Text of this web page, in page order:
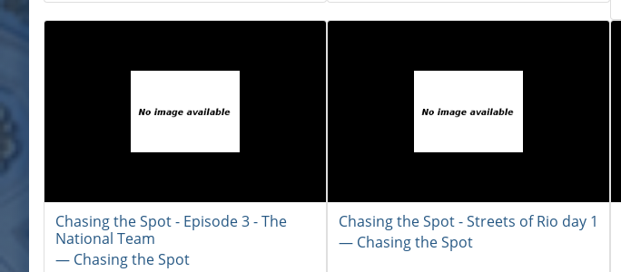
Chasing the Spot - Episode 3 - The
National Team
― Chasing the Spot
Chasing the Spot - Streets of Rio day 1
― Chasing the Spot